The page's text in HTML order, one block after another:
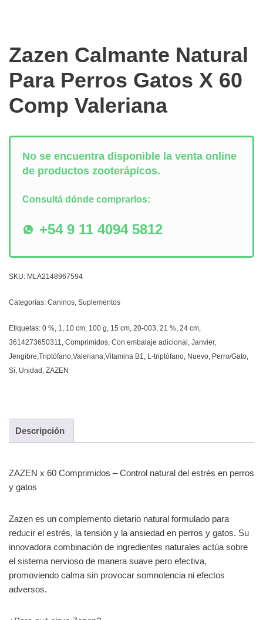
Zazen Calmante Natural
Para Perros Gatos X 60
Comp Valeriana
No se encuentra disponible la venta online
de productos zooterápicos.
Consultá dónde comprarlos:
+54 9 11 4094 5812
SKU: MLA2148967594
Categorías: Caninos, Suplementos
Etiquetas: 0 %, 1, 10 cm, 100 g, 15 cm, 20-003, 21 %, 24 cm,
3614273650311, Comprimidos, Con embalaje adicional , Janvier,
Jengibre,Triptófano,Valeriana,Vitamina B1, L-triptófano, Nuevo, Perro/Gato,
Sí, Unidad , ZAZEN
Descripción
ZAZEN x 60 Comprimidos – Control natural del estrés en perros
y gatos
Zazen es un complemento dietario natural formulado para
reducir el estrés, la tensión y la ansiedad en perros y gatos. Su
innovadora combinación de ingredientes naturales actúa sobre
el sistema nervioso de manera suave pero efectiva,
promoviendo calma sin provocar somnolencia ni efectos
adversos.